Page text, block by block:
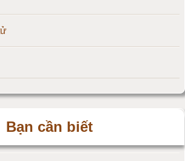
Bạn cần biết